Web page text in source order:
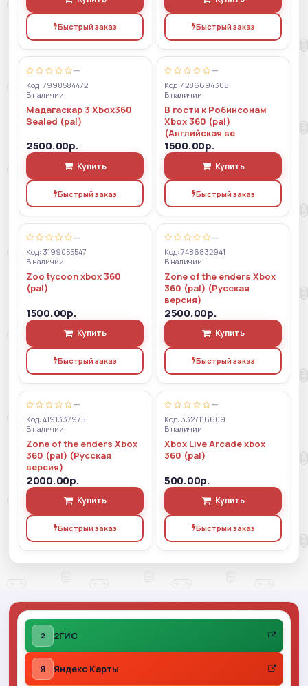
Быстрый заказ Быстрый заказ
—
Код: 7998584472
В наличии
Мадагаскар 3 Xbox360
Sealed (pal)
2500.00р.
Купить
Быстрый заказ
—
Код: 4286694308
В наличии
В гости к Робинсонам
Xbox 360 (pal)
(Английская ве
1500.00р.
Купить
Быстрый заказ
—
Код: 3199055547
В наличии
Zoo tycoon xbox 360
(pal)
1500.00р.
Купить
Быстрый заказ
—
Код: 7486832941
В наличии
Zone of the enders Xbox
360 (pal) (Русская
версия)
2500.00р.
Купить
Быстрый заказ
—
Код: 4191337975
В наличии
Zone of the enders Xbox
360 (pal) (Русская
версия)
2000.00р.
Купить
Быстрый заказ
—
Код: 3327116609
В наличии
Xbox Live Arcade xbox
360 (pal)
500.00р.
Купить
Быстрый заказ
2 2ГИС
Я Яндекс Карты